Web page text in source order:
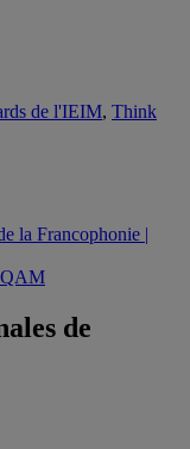
de l'IEIM, Think
de